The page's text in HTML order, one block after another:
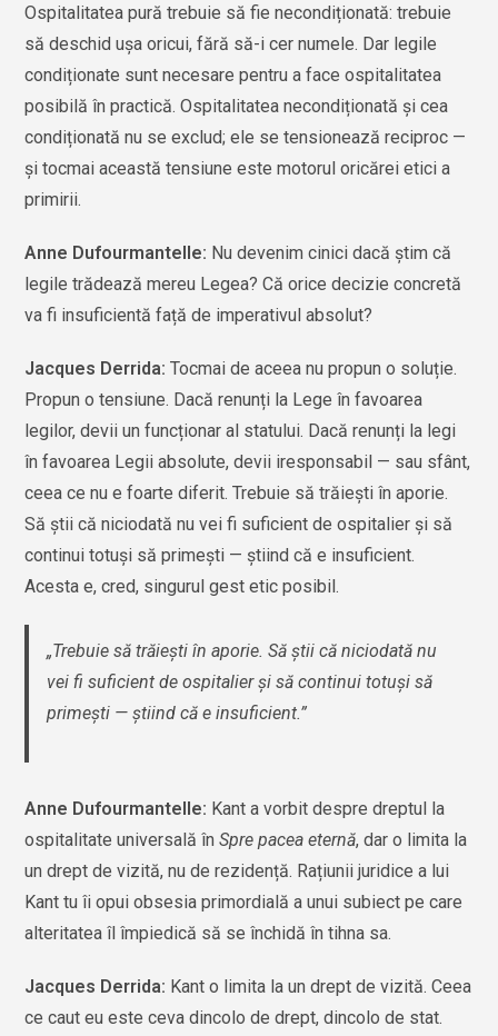
Ospitalitatea pură trebuie să fie necondiționată: trebuie
să deschid uşa oricui, fără să-i cer numele. Dar legile
condiționate sunt necesare pentru a face ospitalitatea
posibilă în practică. Ospitalitatea necondiționată şi cea
condiționată nu se exclud; ele se tensionează reciproc —
şi tocmai această tensiune este motorul oricărei etici a
primirii.
Anne Dufourmantelle: Nu devenim cinici dacă ştim că
legile trădează mereu Legea? Că orice decizie concretă
va fi insuficientă față de imperativul absolut?
Jacques Derrida:Tocmai de aceea nu propun o soluție.
Propun o tensiune. Dacă renunți la Lege în favoarea
legilor, devii un funcționar al statului. Dacă renunți la legi
în favoarea Legii absolute, devii iresponsabil — sau sfânt,
ceea ce nu e foarte diferit. Trebuie să trăieşti în aporie.
Să ştii că niciodată nu vei fi suficient de ospitalier şi să
continui totuşi să primeşti — ştiind că e insuficient.
Acesta e, cred, singurul gest etic posibil.
„Trebuie să trăieşti în aporie. Să ştii că niciodată nu
vei fi suficient de ospitalier şi să continui totuşi să
primeşti — ştiind că e insuficient.”
Anne Dufourmantelle: Kant a vorbit despre dreptul la
ospitalitate universală înSpre pacea eternă, dar o limita la
un drept de vizită, nu de rezidență. Rațiunii juridice a lui
Kant tu îi opui obsesia primordială a unui subiect pe care
alteritatea îl împiedică să se închidă în tihna sa.
Jacques Derrida: Kant o limita la un drept de vizită. Ceea
ce caut eu este ceva dincolo de drept, dincolo de stat.